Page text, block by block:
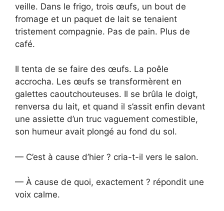
veille. Dans le frigo, trois œufs, un bout de
fromage et un paquet de lait se tenaient
tristement compagnie. Pas de pain. Plus de
café.
Il tenta de se faire des œufs. La poêle
accrocha. Les œufs se transformèrent en
galettes caoutchouteuses. Il se brûla le doigt,
renversa du lait, et quand il s’assit enfin devant
une assiette d’un truc vaguement comestible,
son humeur avait plongé au fond du sol.
— C’est à cause d’hier ? cria-t-il vers le salon.
— À cause de quoi, exactement ? répondit une
voix calme.